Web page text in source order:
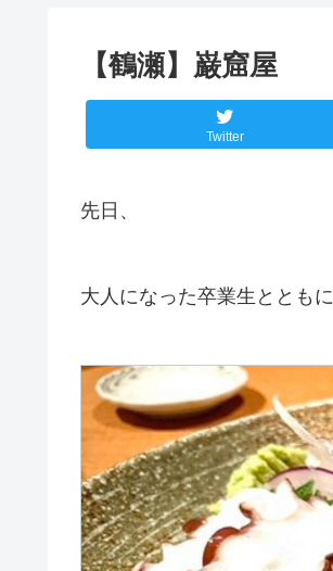
【鶴瀬】巌窟屋
Twitter
先日、
大人になった卒業生とともに